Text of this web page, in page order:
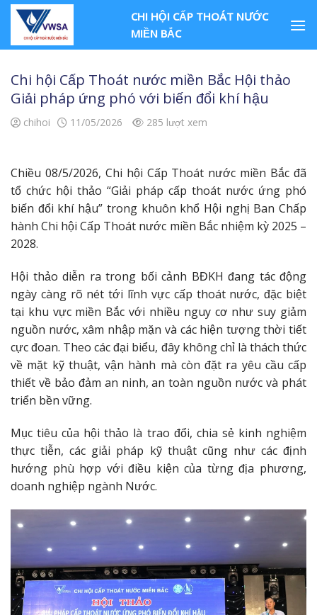
Skip
content
CHI HỘI CẤP THOÁT NƯỚC
MIỀN BẮC
Chi hội Cấp Thoát nước miền Bắc Hội thảo
Giải pháp ứng phó với biến đổi khí hậu
chihoi 11/05/2026 285 lượt xem
Chiều 08/5/2026, Chi hội Cấp Thoát nước miền Bắc đã
tổ chức hội thảo “Giải pháp cấp thoát nước ứng phó
biến đổi khí hậu” trong khuôn khổ Hội nghị Ban Chấp
hành Chi hội Cấp Thoát nước miền Bắc nhiệm kỳ 2025 –
2028.
Hội thảo diễn ra trong bối cảnh BĐKH đang tác động
ngày càng rõ nét tới lĩnh vực cấp thoát nước, đặc biệt
tại khu vực miền Bắc với nhiều nguy cơ như suy giảm
nguồn nước, xâm nhập mặn và các hiện tượng thời tiết
cực đoan. Theo các đại biểu, đây không chỉ là thách thức
về mặt kỹ thuật, vận hành mà còn đặt ra yêu cầu cấp
thiết về bảo đảm an ninh, an toàn nguồn nước và phát
triển bền vững.
Mục tiêu của hội thảo là trao đổi, chia sẻ kinh nghiệm
thực tiễn, các giải pháp kỹ thuật cũng như các định
hướng phù hợp với điều kiện của từng địa phương,
doanh nghiệp ngành Nước.